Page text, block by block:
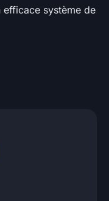
système de